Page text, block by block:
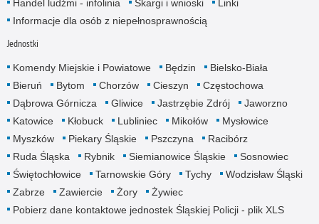
Handel ludźmi - infolinia
Skargi i wnioski
Linki
Informacje dla osób z niepełnosprawnością
Jednostki
Komendy Miejskie i Powiatowe Będzin
Bielsko-Biała
Bieruń
Bytom Chorzów Cieszyn
Częstochowa
Dąbrowa Górnicza
Gliwice Jastrzębie Zdrój
Jaworzno
Katowice
Kłobuck Lubliniec Mikołów
Mysłowice
Myszków
Piekary Śląskie Pszczyna
Racibórz
Ruda Śląska
Rybnik Siemianowice Śląskie
Sosnowiec
Świętochłowice
Tarnowskie Góry Tychy
Wodzisław Śląski
Zabrze
Zawiercie Żory
Żywiec
Pobierz dane kontaktowe jednostek Śląskiej Policji - plik XLS